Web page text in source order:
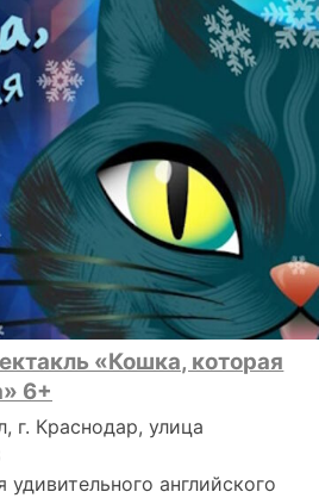
«Кошка, которая
6+
г. Краснодар, улица
английского